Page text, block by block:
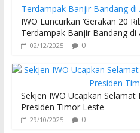
IWO Luncurkan ‘Gerakan 20
Terdampak Banjir Bandang di
02/12/2025 0
Sekjen IWO Ucapkan Selamat
Presiden Timor Leste
29/10/2025 0